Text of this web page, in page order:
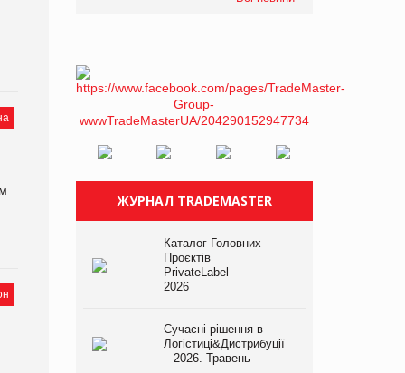
ЖУРНАЛ TRADEMASTER
Каталог Головних
Проєктів
PrivateLabel –
2026
Сучасні рішення в
Логістиці&Дистрибуції
– 2026. Травень